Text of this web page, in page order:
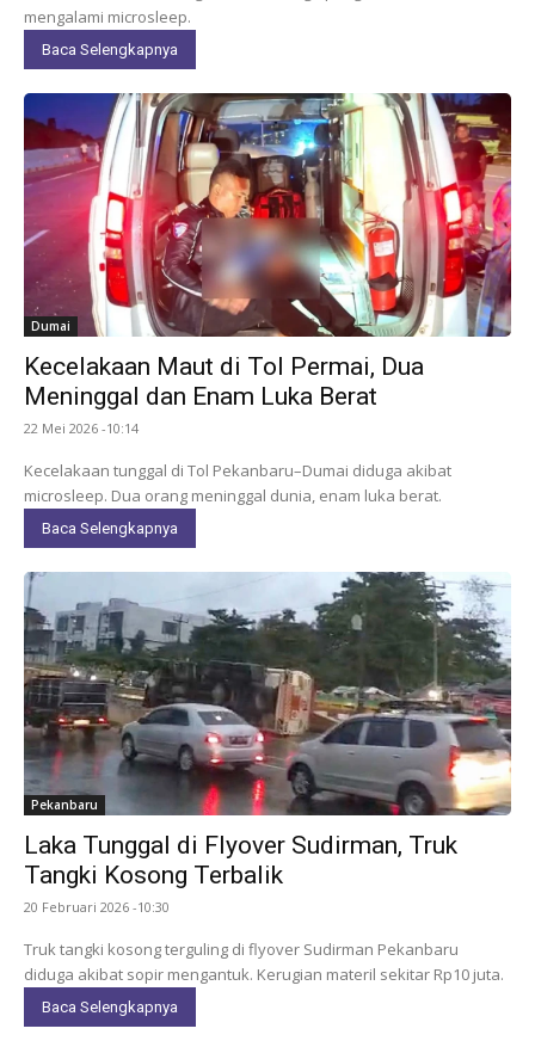
mengalami microsleep.
Baca Selengkapnya
Dumai
Kecelakaan Maut di Tol Permai, Dua
Meninggal dan Enam Luka Berat
22 Mei 2026 -10:14
Kecelakaan tunggal di Tol Pekanbaru–Dumai diduga akibat
microsleep. Dua orang meninggal dunia, enam luka berat.
Baca Selengkapnya
Pekanbaru
Laka Tunggal di Flyover Sudirman, Truk
Tangki Kosong Terbalik
20 Februari 2026 -10:30
Truk tangki kosong terguling di flyover Sudirman Pekanbaru
diduga akibat sopir mengantuk. Kerugian materil sekitar Rp10 juta.
Baca Selengkapnya